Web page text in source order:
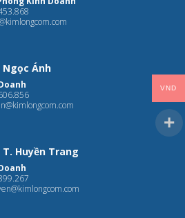
Ngọc Ánh
T. Huyền Trang
VND